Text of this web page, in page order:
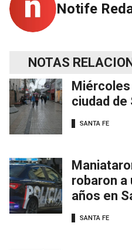
Notife
NOTAS
Miércoles
ciudad de
SANTA FE
robaron a
años en
SANTA FE